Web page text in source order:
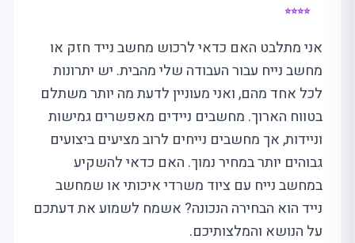
⭐⭐⭐⭐
אני מתלבט האם כדאי לרכוש מחשב נייד חזק או
מחשב נייח עבור העבודה שלי מהבית. יש יתרונות
לכל אחד מהם, ואני מעוניין לדעת מה יותר משתלם
בטווח הארוך. מחשבים ניידים מאפשרים גמישות
וניידות, אך מחשבים נייחים לרוב מציעים ביצועים
גבוהים יותר במחיר נמוך. האם כדאי להשקיע
במחשב נייח עם ציוד משרדי איכותי או שמחשב
נייד הוא הבחירה הנכונה? אשמח לשמוע את דעתכם
על הנושא והמלצותיכם.